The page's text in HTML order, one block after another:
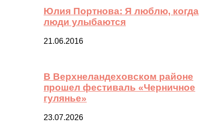
Юлия Портнова: Я люблю, когда
люди улыбаются
21.06.2016
В Верхнеландеховском районе
прошел фестиваль «Черничное
гулянье»
23.07.2026